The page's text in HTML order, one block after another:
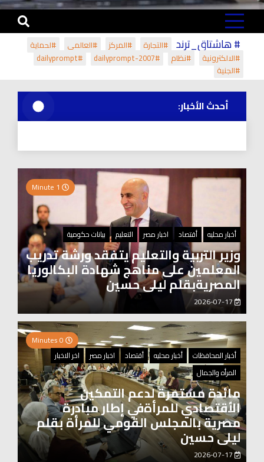
# هاشتاق_ترند #التجارة #المركز #العالمي
#لحماية
#الالكترونية
#نظام #dailyprompt-2007
#dailyprompt
#الجنية
أحدث الأخبار:
أخبار محليه أقتصاد اخبار مصر التعليم بيانات حكومية
وزير التربية والتعليم يتفقد ورشة تدريب
المعلمين على مناهج شهادة البكالوريا
المصريةبقلم ليلى حسين
أخبار المحافظات
أخبار محليه أقتصاد اخبار مصر
اخر الاخبار
المرأه والجمال
مائدة مستمرة لدعم التمكين
الأقتصادي للمرأةفي إطار مبادرة
مصرية بالمجلس القومي للمرأة بقلم
ليلى حسين
2026-07-17